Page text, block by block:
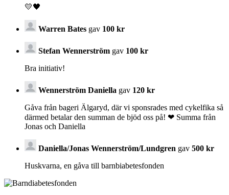
💛🖤
Warren Bates gav 100 kr
Stefan Wennerström gav 100 kr
Bra initiativ!
Wennerström Daniella gav 120 kr
Gåva från bageri Älgaryd, där vi sponsrades med cykelfika så
därmed betalar den summan de bjöd oss på! ❤ Summa från
Jonas och Daniella
Daniella/Jonas Wennerström/Lundgren gav 500 kr
Huskvarna, en gåva till barnbiabetesfonden